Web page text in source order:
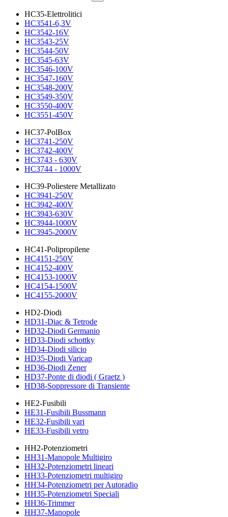
HC35-Elettrolitici
HC3541-6,3V
HC3542-16V
HC3543-25V
HC3544-50V
HC3545-63V
HC3546-100V
HC3547-160V
HC3548-200V
HC3549-350V
HC3550-400V
HC3551-450V
HC37-PolBox
HC3741-250V
HC3742-400V
HC3743 - 630V
HC3744 - 1000V
HC39-Poliestere Metallizato
HC3941-250V
HC3942-400V
HC3943-630V
HC3944-1000V
HC3945-2000V
HC41-Polipropilene
HC4151-250V
HC4152-400V
HC4153-1000V
HC4154-1500V
HC4155-2000V
HD2-Diodi
HD31-Diac & Tetrode
HD32-Diodi Germanio
HD33-Diodi schottky
HD34-Diodi silicio
HD35-Diodi Varicap
HD36-Diodi Zener
HD37-Ponte di diodi ( Graetz )
HD38-Soppressore di Transiente
HE2-Fusibili
HE31-Fusibili Bussmann
HE32-Fusibili vari
HE33-Fusibili vetro
HH2-Potenziometri
HH31-Manopole Multigiro
HH32-Potenziometri lineari
HH33-Potenziometri multigiro
HH34-Potenziometri per Autoradio
HH35-Potenziometri Speciali
HH36-Trimmer
HH37-Manopole